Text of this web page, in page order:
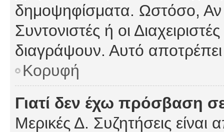
δημοψηφίσματα. Ωστόσο, Αν
Συντονιστές ή οι
διαγράψουν. Αυτό
Κορυφή
Γιατί δεν έχω πρόσβαση
Μερικές Δ. Συζητήσεις είναι